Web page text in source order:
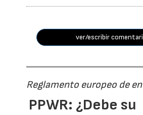
ver/escribir
Reglamento europeo de
PPWR: ¿Debe su